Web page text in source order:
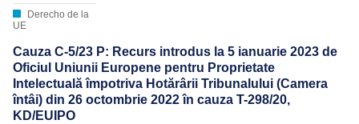
Derecho de la
UE
Cauza C-5/23 P: Recurs introdus la 5 ianuarie 2023 de
Oficiul Uniunii Europene pentru Proprietate
Intelectuală împotriva Hotărârii Tribunalului (Camera
întâi) din 26 octombrie 2022 în cauza T-298/20,
KD/EUIPO